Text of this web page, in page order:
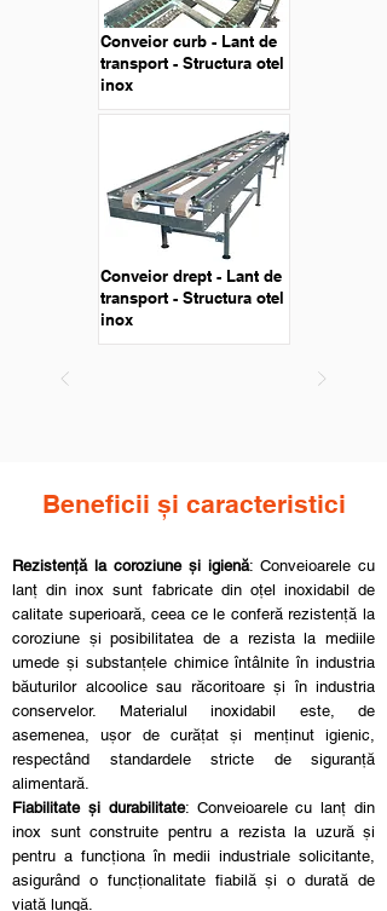
Conveior curb - Lant de
transport - Structura otel
inox
Conveior drept - Lant de
transport - Structura otel
inox
Beneficii și caracteristici
Rezistență la coroziune și igienă: Conveioarele cu
lanț din inox sunt fabricate din oțel inoxidabil de
calitate superioară, ceea ce le conferă rezistență la
coroziune și posibilitatea de a rezista la mediile
umede și substanțele chimice întâlnite în industria
băuturilor alcoolice sau răcoritoare și în industria
conservelor. Materialul inoxidabil este, de
asemenea, ușor de curățat și menținut igienic,
respectând standardele stricte de siguranță
alimentară.
Fiabilitate și durabilitate: Conveioarele cu lanț din
inox sunt construite pentru a rezista la uzură și
pentru a funcționa în medii industriale solicitante,
asigurând o funcționalitate fiabilă și o durată de
viață lungă.